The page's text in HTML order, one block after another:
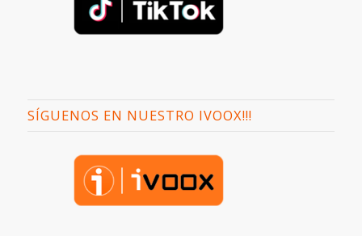
SÍGUENOS EN NUESTRO IVOOX!!!